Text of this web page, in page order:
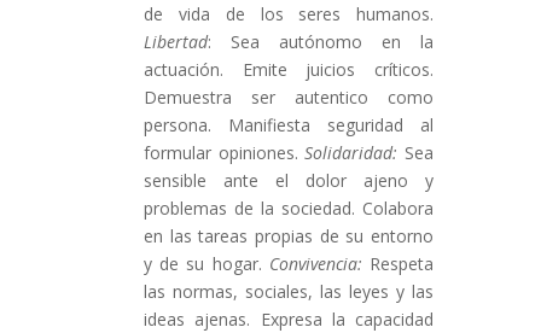
de vida de los seres humanos.
Libertad: Sea autónomo en la
actuación. Emite juicios críticos.
Demuestra ser autentico como
persona. Manifiesta seguridad al
formular opiniones.Solidaridad: Sea
sensible ante el dolor ajeno y
problemas de la sociedad. Colabora
en las tareas propias de su entorno
y de su hogar. Convivencia: Respeta
las normas, sociales, las leyes y las
ideas ajenas. Expresa la capacidad